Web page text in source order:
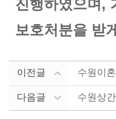
진행하였으며,
보호처분을 받
이전글
다음글